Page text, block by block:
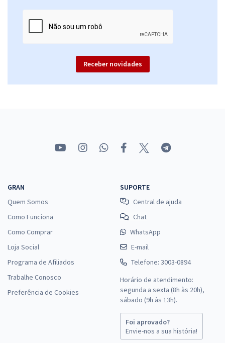
Receber novidades
GRAN
Quem Somos
Como Funciona
Como Comprar
Loja Social
Programa de Afiliados
Trabalhe Conosco
Preferência de Cookies
SUPORTE
Central de ajuda
Chat
WhatsApp
E-mail
Telefone: 3003-0894
Horário de atendimento:
segunda a sexta (8h às 20h),
sábado (9h às 13h).
Foi aprovado?
Envie-nos a sua história!